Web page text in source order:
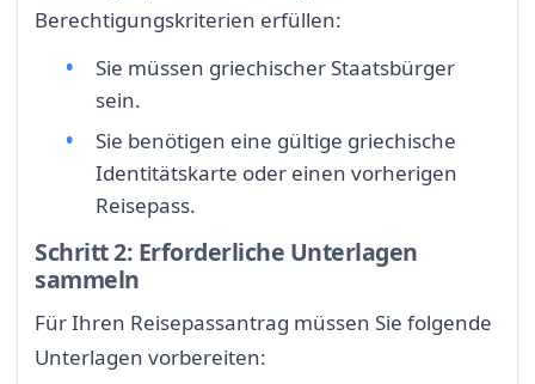
Berechtigungskriterien erfüllen:
Sie müssen griechischer Staatsbürger
sein.
Sie benötigen eine gültige griechische
Identitätskarte oder einen vorherigen
Reisepass.
Schritt 2: Erforderliche Unterlagen
sammeln
Für Ihren Reisepassantrag müssen Sie folgende
Unterlagen vorbereiten: